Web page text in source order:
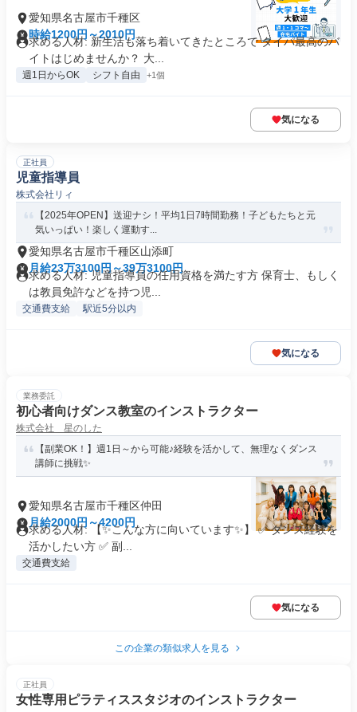
愛知県名古屋市千種区
時給1200円～2010円
求める人材: 新生活も落ち着いてきたところで タイパ最高のバ
イトはじめませんか？ 大...
週1日からOK シフト自由 +1個
気になる
正社員
児童指導員
株式会社リィ
【2025年OPEN】送迎ナシ！平均1日7時間勤務！子どもたちと元
気いっぱい！楽しく運動す...
愛知県名古屋市千種区山添町
月給23万3100円～39万3100円
求める人材: 児童指導員の任用資格を満たす方 保育士、もしく
は教員免許などを持つ児...
交通費支給 駅近5分以内
気になる
業務委託
初心者向けダンス教室のインストラクター
株式会社 星のした
【副業OK！】週1日～から可能♪経験を活かして、無理なくダンス
講師に挑戦✨
愛知県名古屋市千種区仲田
月給2000円～4200円
求める人材: 【✨こんな方に向いています✨】 ✅ ダンス経験を
活かしたい方 ✅ 副...
交通費支給
気になる
この企業の類似求人を見る
正社員
女性専用ピラティススタジオのインストラクター